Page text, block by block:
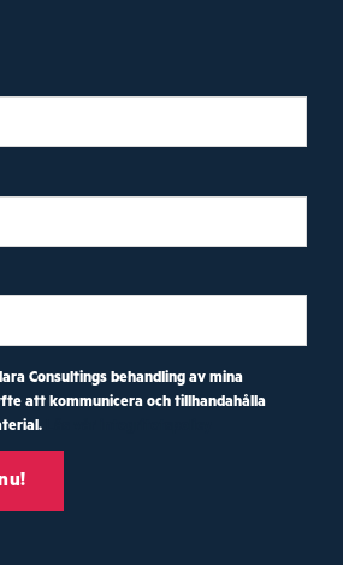
Consultings behandling av mina
att kommunicera och tillhandahålla